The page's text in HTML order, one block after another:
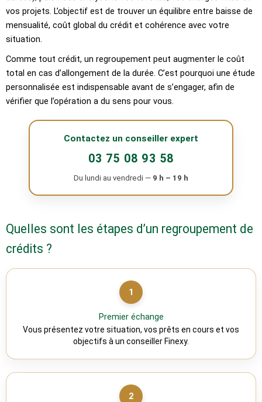
vos projets. L’objectif est de trouver un équilibre entre baisse de
mensualité, coût global du crédit et cohérence avec votre
situation.
Comme tout crédit, un regroupement peut augmenter le coût
total en cas d’allongement de la durée. C’est pourquoi une étude
personnalisée est indispensable avant de s’engager, afin de
vérifier que l’opération a du sens pour vous.
Contactez un conseiller expert
03 75 08 93 58
Du lundi au vendredi — 9 h – 19 h
Quelles sont les étapes d’un regroupement de
crédits ?
1
Premier échange
Vous présentez votre situation, vos prêts en cours et vos
objectifs à un conseiller Finexy.
2